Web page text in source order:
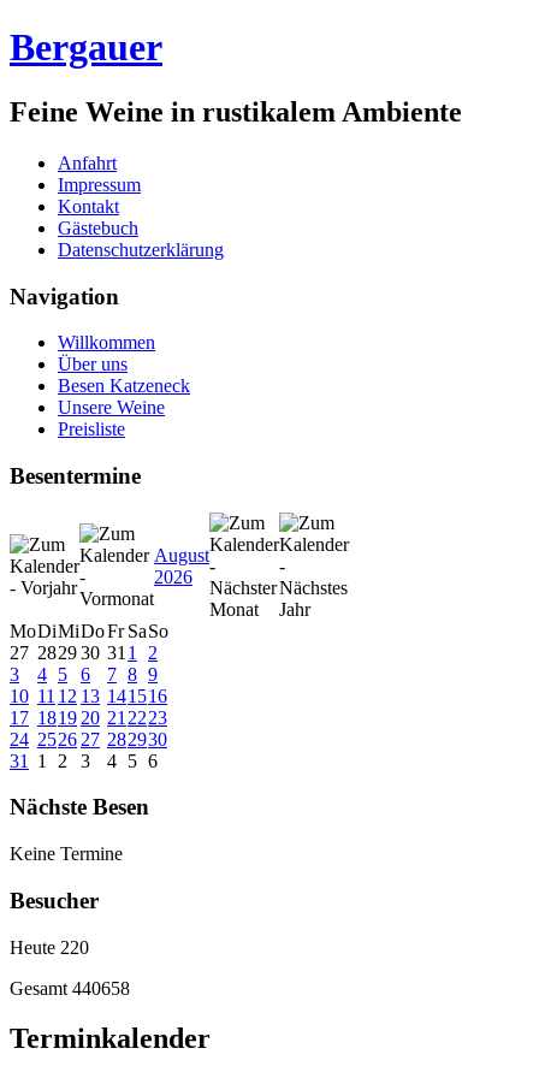
Bergauer
Feine Weine in rustikalem Ambiente
Anfahrt
Impressum
Kontakt
Gästebuch
Datenschutzerklärung
Navigation
Willkommen
Über uns
Besen Katzeneck
Unsere Weine
Preisliste
Besentermine
August
2026
MoDiMiDoFr SaSo
27 282930 31 1
2
3
4 5 6 7 8 9
10 11 12 13 141516
17 1819 20 21 2223
24 2526 27 282930
31
1 2 3 4 5 6
Nächste Besen
Keine Termine
Besucher
Heute 220
Gesamt 440658
Terminkalender